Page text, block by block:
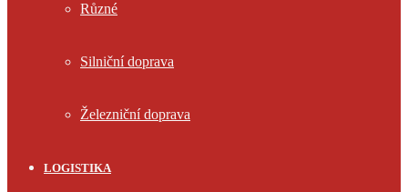
Různé
Silniční doprava
Železniční doprava
LOGISTIKA